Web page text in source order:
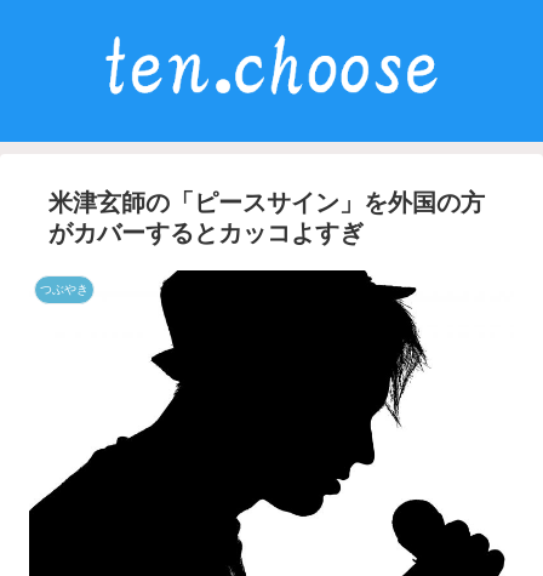
米津玄師の「ピースサイン」を外国の方
がカバーするとカッコよすぎ
つぶやき